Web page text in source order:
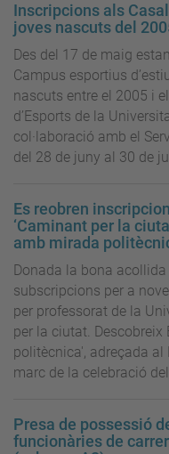
Inscripcions als
joves nascuts del
Des del 17 de maig
Campus esportius
nascuts entre el 2005 i
d’Esports de la
col·laboració amb el
del 28 de juny al 30 de
Es reobren
‘Caminant per la
amb mirada
Donada la bona
subscripcions per a
per professorat de la
per la ciutat.
politècnica', adreçada al
marc de la celebració
Presa de possessió
funcionàries de